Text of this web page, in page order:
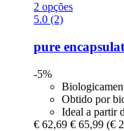
2 opções
5.0 (2)
pure
-5%
Obtido por
Ideal a partir
€ 62,69 € 65,99 (€